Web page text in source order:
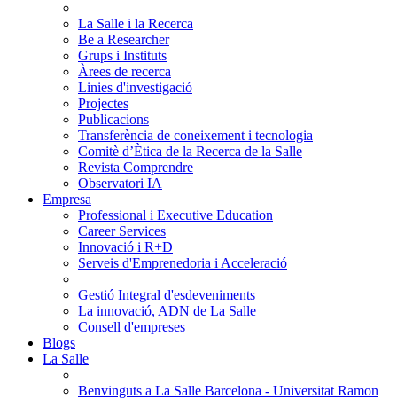
La Salle i la Recerca
Be a Researcher
Grups i Instituts
Àrees de recerca
Linies d'investigació
Projectes
Publicacions
Transferència de coneixement i tecnologia
Comitè d’Ètica de la Recerca de la Salle
Revista Comprendre
Observatori IA
Empresa
Professional i Executive Education
Career Services
Innovació i R+D
Serveis d'Emprenedoria i Acceleració
Gestió Integral d'esdeveniments
La innovació, ADN de La Salle
Consell d'empreses
Blogs
La Salle
Benvinguts a La Salle Barcelona - Universitat Ramon